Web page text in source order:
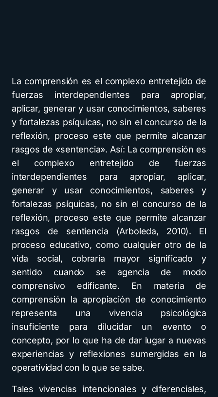
La comprensión es el complexo entretejido de
fuerzas interdependientes para apropiar,
aplicar, generar y usar conocimientos, saberes
y fortalezas psíquicas, no sin el concurso de la
reflexión, proceso este que permite alcanzar
rasgos de «sentencia». Así: La comprensión es
el complexo entretejido de fuerzas
interdependientes para apropiar, aplicar,
generar y usar conocimientos, saberes y
fortalezas psíquicas, no sin el concurso de la
reflexión, proceso este que permite alcanzar
rasgos de sentiencia (Arboleda, 2010). El
proceso educativo, como cualquier otro de la
vida social, cobraría mayor significado y
sentido cuando se agencia de modo
comprensivo edificante. En materia de
comprensión la apropiación de conocimiento
representa una vivencia psicológica
insuficiente para dilucidar un evento o
concepto, por lo que ha de dar lugar a nuevas
experiencias y reflexiones sumergidas en la
operatividad con lo que se sabe.
Tales vivencias intencionales y diferenciales,